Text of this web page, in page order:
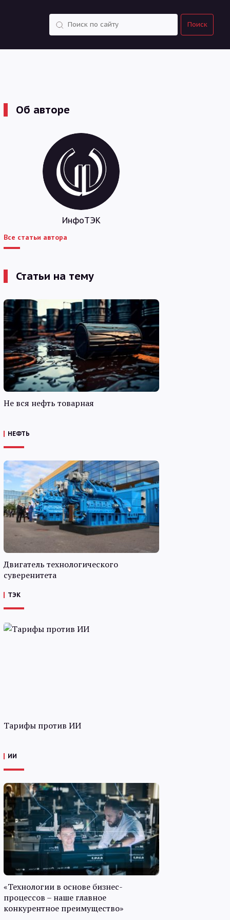
Поиск
Об авторе
ИнфоТЭК
Все статьи автора
Статьи на тему
Не вся нефть товарная
НЕФТЬ
Двигатель технологического
суверенитета
ТЭК
Тарифы против ИИ
ИИ
«Технологии в основе бизнес-
процессов – наше главное
конкурентное преимущество»